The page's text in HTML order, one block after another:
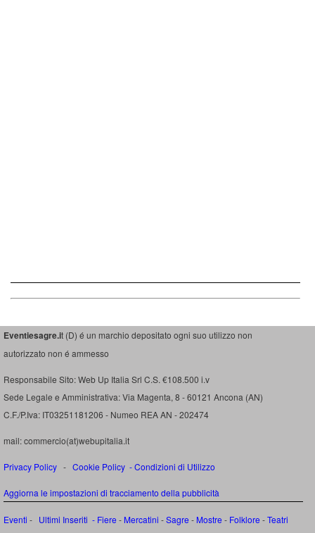
Eventiesagre.it (D) é un marchio depositato ogni suo utilizzo non
autorizzato non é ammesso
Responsabile Sito: Web Up Italia Srl C.S. €108.500 i.v
Sede Legale e Amministrativa: Via Magenta, 8 - 60121 Ancona (AN)
C.F./P.Iva: IT03251181206 - Numeo REA AN - 202474
mail: commercio(at)webupitalia.it
Privacy Policy - Cookie Policy -Condizioni di Utilizzo
Aggiorna le impostazioni di tracciamento della pubblicità
Eventi - Ultimi Inseriti - Fiere - Mercatini -Sagre - Mostre - Folklore -Teatri